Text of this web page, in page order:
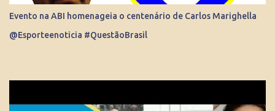
diante de ídolos mundiais do esporte. Contratado pela Globo, sem
o pai saber, o que prova que não houve nepotismo, se tornou um
dos principais repórteres, fazendo matérias especiais para o Jornal
Evento na ABI homenageia o centenário de Carlos Marighella
@Esporteenoticia #QuestãoBrasil